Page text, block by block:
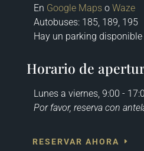
En Google Mapso Waze
Autobuses: 185, 189, 195
Hay un parking
Horario de
Lunes a viernes, 9:00 -
Por favor, reserva con
RESERVAR AHORA